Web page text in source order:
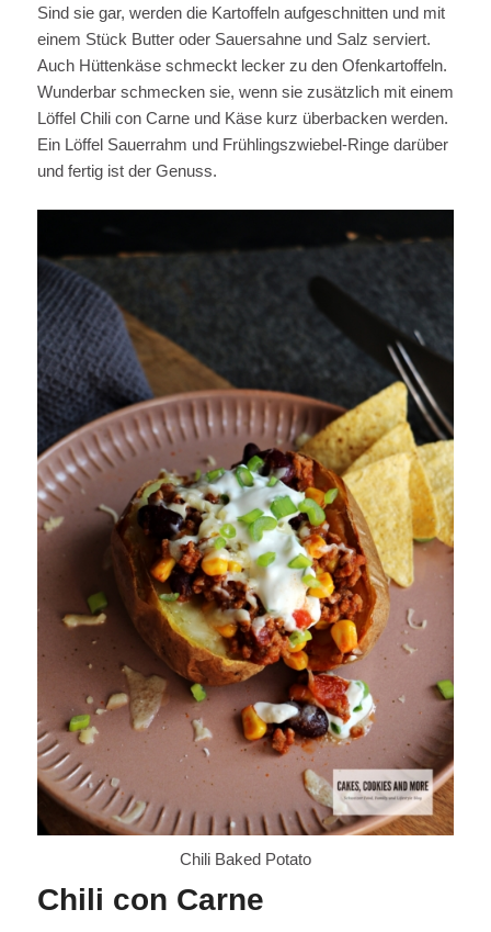
Sind sie gar, werden die Kartoffeln aufgeschnitten und mit
einem Stück Butter oder Sauersahne und Salz serviert.
Auch Hüttenkäse schmeckt lecker zu den Ofenkartoffeln.
Wunderbar schmecken sie, wenn sie zusätzlich mit einem
Löffel Chili con Carne und Käse kurz überbacken werden.
Ein Löffel Sauerrahm und Frühlingszwiebel-Ringe darüber
und fertig ist der Genuss.
Chili Baked Potato
Chili con Carne